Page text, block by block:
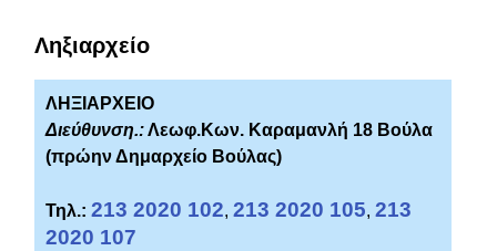
Ληξιαρχείο
ΛΗΞΙΑΡΧΕΙΟ
Διεύθυνση.: Λεωφ.Κων. Καραμανλή 18 Βούλα
(πρώην Δημαρχείο Βούλας)
Τηλ.: 213 2020 102,213 2020 105,213
2020 107